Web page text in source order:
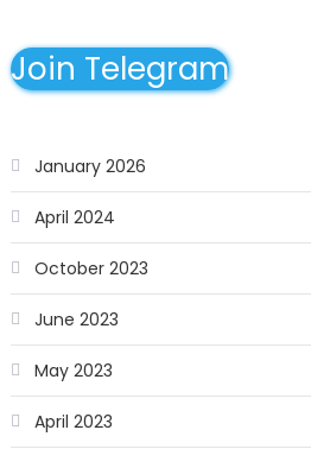
Join Telegram
January 2026
April 2024
October 2023
June 2023
May 2023
April 2023